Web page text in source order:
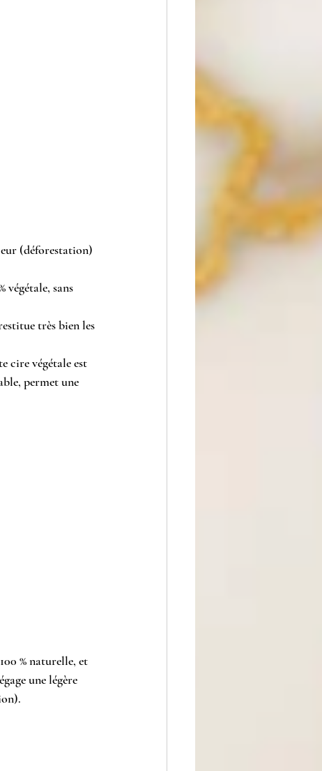
(déforestation)
végétale, sans
très bien les
cire végétale est
permet une
% naturelle, et
une légère